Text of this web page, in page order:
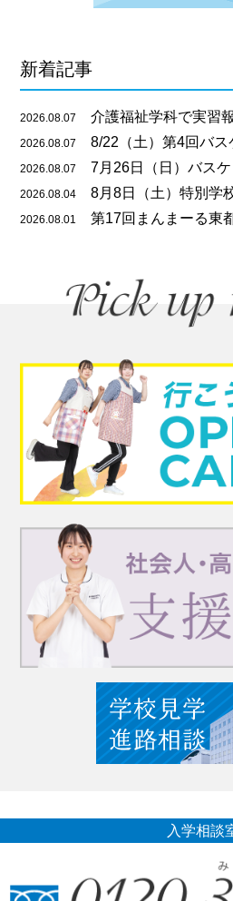
新着記事
2026.08.07 介護福祉学科で実習
2026.08.07 8/22（土）第4回バスケット
2026.08.07 7月26日（日）バスケットボー
2026.08.04 8月8日（土）特別学
2026.08.01 第17回まんまーる東
入学相談